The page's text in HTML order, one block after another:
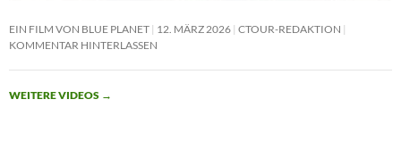
EIN FILM VON BLUE PLANET 12. MÄRZ 2026 CTOUR-REDAKTION
KOMMENTAR HINTERLASSEN
WEITERE VIDEOS →